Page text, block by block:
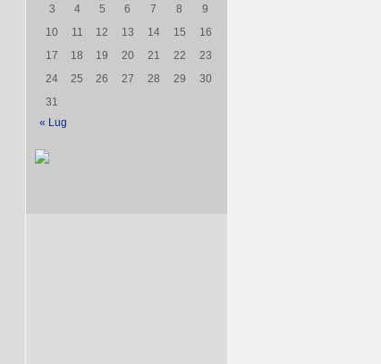
3
4 5 6 7 8
9
10
11 12 13 14 15
16
17
18 19 20 21 22
23
24
25 26 27 28 29
30
31
« Lug